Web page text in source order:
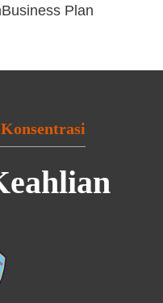
Business Plan